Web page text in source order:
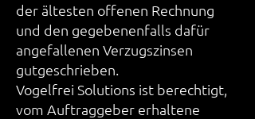
der ältesten offenen Rechnung
und den gegebenenfalls dafür
angefallenen Verzugszinsen
gutgeschrieben.
Vogelfrei Solutions ist berechtigt,
vom Auftraggeber erhaltene